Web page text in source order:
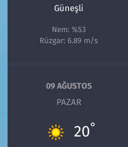
Güneşli
Nem: %53
Rüzgar: 6.89 m/s
09 AĞUSTOS
PAZAR
20°